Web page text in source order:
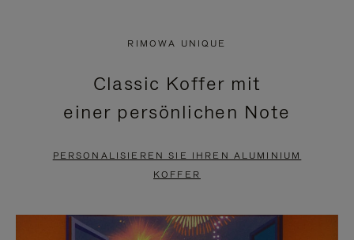
PAUSIERT,
BITTE
DRÜCKEN
KLICKEN
SIE
ZUM
AUFHEBEN
STUMMSCHALTUNG
RIMOWA UNIQUE
Classic Koffer mit
einer persönlichen Note
PERSONALISIEREN SIE IHREN ALUMINIUM
KOFFER